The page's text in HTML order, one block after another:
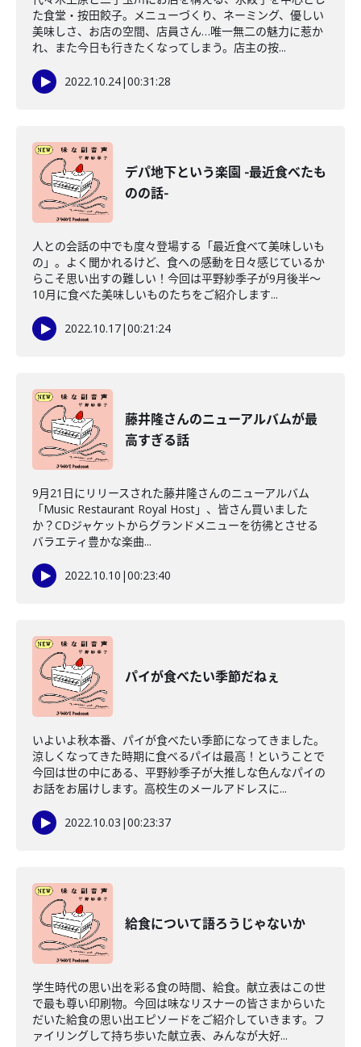
た食堂・按田餃子。メニューづくり、ネーミング、優しい
美味しさ、お店の空間、店員さん…唯一無二の魅力に惹か
れ、また今日も行きたくなってしまう。店主の按...
2022.10.24|00:31:28
デパ地下という楽園 -最近食べたも
のの話-
人との会話の中でも度々登場する「最近食べて美味しいも
の」。よく聞かれるけど、食への感動を日々感じているか
らこそ思い出すの難しい！今回は平野紗季子が9月後半～
10月に食べた美味しいものたちをご紹介します...
2022.10.17|00:21:24
藤井隆さんのニューアルバムが最
高すぎる話
9月21日にリリースされた藤井隆さんのニューアルバム
「Music Restaurant Royal Host」、皆さん買いました
か？CDジャケットからグランドメニューを彷彿とさせる
バラエティ豊かな楽曲...
2022.10.10 |00:23:40
パイが食べたい季節だねぇ
いよいよ秋本番、パイが食べたい季節になってきました。
涼しくなってきた時期に食べるパイは最高！ということで
今回は世の中にある、平野紗季子が大推しな色んなパイの
お話をお届けします。高校生のメールアドレスに...
2022.10.03 |00:23:37
給食について語ろうじゃないか
学生時代の思い出を彩る食の時間、給食。献立表はこの世
で最も尊い印刷物。今回は味なリスナーの皆さまからいた
だいた給食の思い出エピソードをご紹介していきます。フ
ァイリングして持ち歩いた献立表、みんなが大好...